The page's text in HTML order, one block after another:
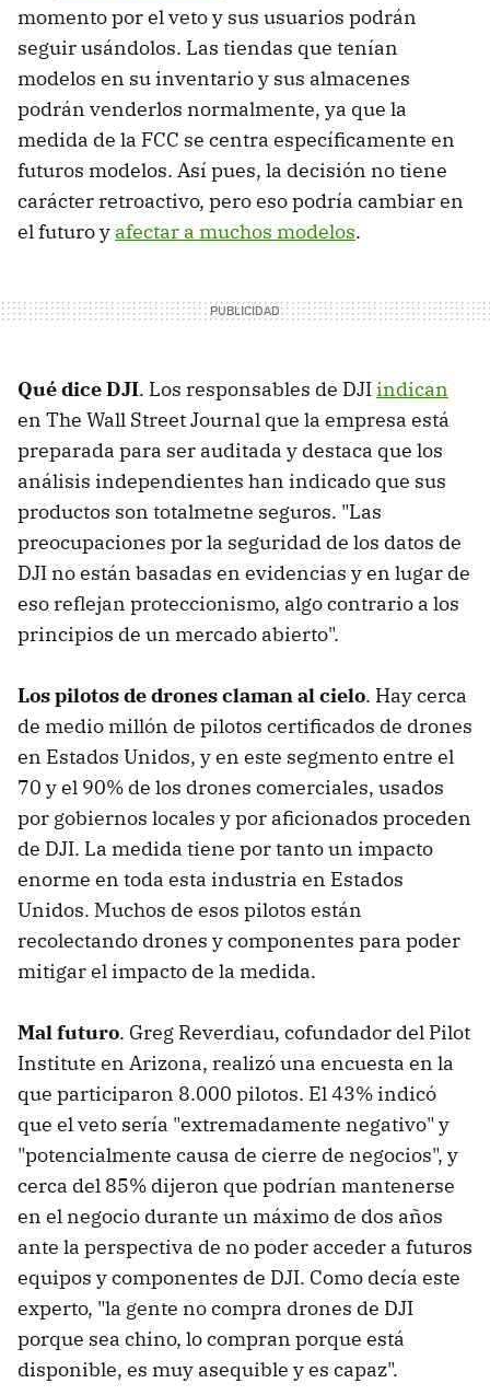
momento por el veto y sus usuarios podrán
seguir usándolos. Las tiendas que tenían
modelos en su inventario y sus almacenes
podrán venderlos normalmente, ya que la
medida de la FCC se centra específicamente en
futuros modelos. Así pues, la decisión no tiene
carácter retroactivo, pero eso podría cambiar en
el futuro y afectar a muchos modelos.
Qué dice DJI. Los responsables de DJIindican
en The Wall Street Journal que la empresa está
preparada para ser auditada y destaca que los
análisis independientes han indicado que sus
productos son totalmetne seguros. "Las
preocupaciones por la seguridad de los datos de
DJI no están basadas en evidencias y en lugar de
eso reflejan proteccionismo, algo contrario a los
principios de un mercado abierto".
Los pilotos de drones claman al cielo. Hay cerca
de medio millón de pilotos certificados de drones
en Estados Unidos, y en este segmento entre el
70 y el 90% de los drones comerciales, usados
por gobiernos locales y por aficionados proceden
de DJI. La medida tiene por tanto un impacto
enorme en toda esta industria en Estados
Unidos. Muchos de esos pilotos están
recolectando drones y componentes para poder
mitigar el impacto de la medida.
Mal futuro. Greg Reverdiau, cofundador del Pilot
Institute en Arizona, realizó una encuesta en la
que participaron 8.000 pilotos. El 43% indicó
que el veto sería "extremadamente negativo" y
"potencialmente causa de cierre de negocios", y
cerca del 85% dijeron que podrían mantenerse
en el negocio durante un máximo de dos años
ante la perspectiva de no poder acceder a futuros
equipos y componentes de DJI. Como decía este
experto, "la gente no compra drones de DJI
porque sea chino, lo compran porque está
disponible, es muy asequible y es capaz".